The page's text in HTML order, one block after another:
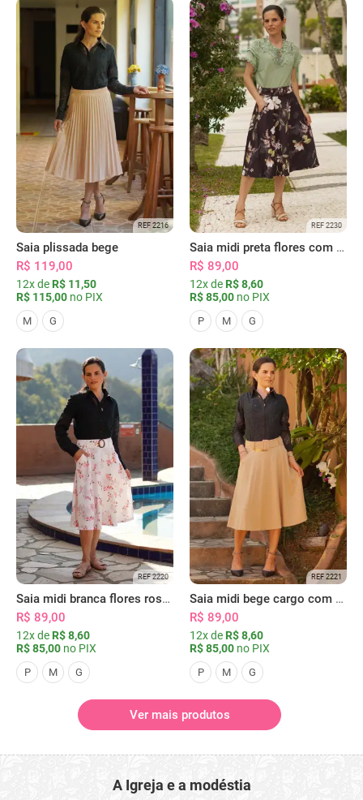
REF 2216
Saia plissada bege
R$ 119,00
12x de R$ 11,50
R$ 115,00 no PIX
M G
REF 2230
Saia midi preta flores com bolsos
R$ 89,00
12x de R$ 8,60
R$ 85,00 no PIX
P M G
REF 2220
Saia midi branca flores rosas com bolsos
R$ 89,00
12x de R$ 8,60
R$ 85,00 no PIX
P M G
REF 2221
Saia midi bege cargo com bolsos
R$ 89,00
12x de R$ 8,60
R$ 85,00 no PIX
P M G
Ver mais produtos
A Igreja e a modéstia